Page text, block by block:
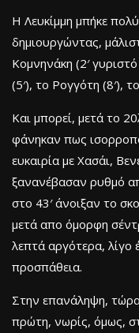
Η Λευκίμμη μπήκε
δημιουργώντας,
Κομνηνάκη (2′
(5′), το Ρογγότη (8′),
Και μπορεί, μετά το
φάνηκαν πως
ευκαιρία με Χασάι,
ξανανέβασαν ρυθμό
στο 43′ άνοιξαν το
μετά απο όμορφη
λεπτά αργότερα, λίγο
προσπάθεια.
Στην επανάληψη,
πρώτη, νωρίς, όμως,